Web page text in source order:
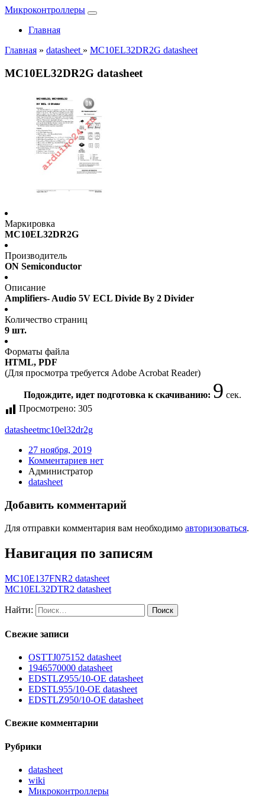
Микроконтроллеры
Главная
Главная » datasheet » MC10EL32DR2G datasheet
MC10EL32DR2G datasheet
Маркировка
MC10EL32DR2G
Производитель
ON Semiconductor
Описание
Amplifiers- Audio 5V ECL Divide By 2 Divider
Количество страниц
9 шт.
Форматы файла
HTML, PDF
(Для просмотра требуется Adobe Acrobat Reader)
Подождите, идет подготовка к скачиванию: 9 сек.
Просмотрено: 305
datasheetmc10el32dr2g
27 ноября, 2019
Комментариев нет
Администратор
datasheet
Добавить комментарий
Для отправки комментария вам необходимо авторизоваться.
Навигация по записям
MC10E137FNR2 datasheet
MC10EL32DTR2 datasheet
Найти:
Свежие записи
OSTTJ075152 datasheet
1946570000 datasheet
EDSTLZ955/10-OE datasheet
EDSTL955/10-OE datasheet
EDSTLZ950/10-OE datasheet
Свежие комментарии
Рубрики
datasheet
wiki
Микроконтроллеры